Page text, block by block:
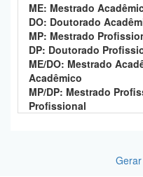
ME: Mestrado
DO: Doutorado
MP: Mestrado
DP: Doutorado
ME/DO: Mestrado
Acadêmico
MP/DP: Mestrado
Profissional